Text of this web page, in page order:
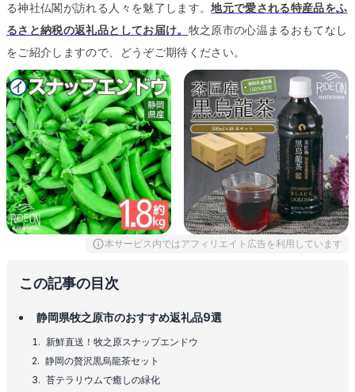
る神社仏閣が訪れる人々を魅了します。地元で愛される特産品をふ
るさと納税の返礼品としてお届け。 牧之原市の心温まるおもてなし
をご紹介しますので、どうぞご期待ください。
本サービス内ではアフィリエイト広告を利用しています
この記事の目次
静岡県牧之原市のおすすめ返礼品9選
新鮮直送！牧之原スナップエンドウ
静岡の贅沢黒烏龍茶セット
苔テラリウムで癒しの緑化